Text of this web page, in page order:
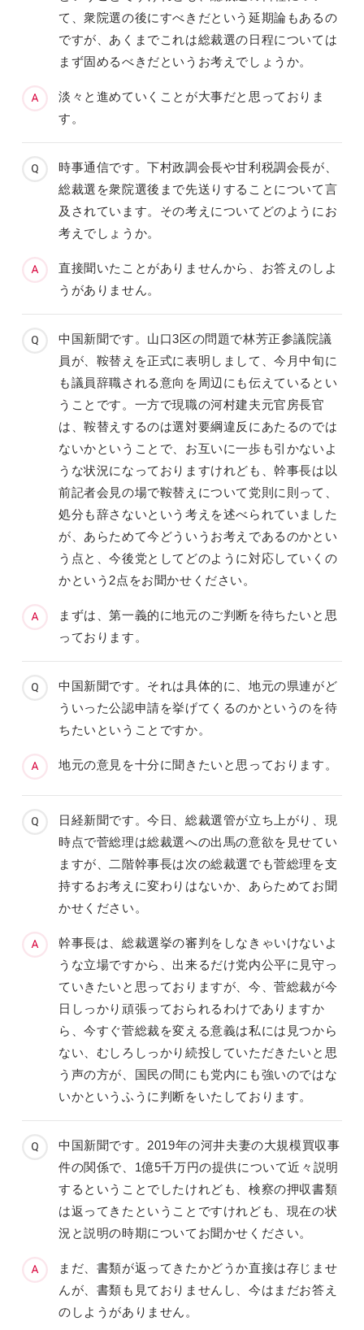
て、衆院選の後にすべきだという延期論もあるの
ですが、あくまでこれは総裁選の日程については
まず固めるべきだというお考えでしょうか。
淡々と進めていくことが大事だと思っておりま
す。
時事通信です。下村政調会長や甘利税調会長が、
総裁選を衆院選後まで先送りすることについて言
及されています。その考えについてどのようにお
考えでしょうか。
直接聞いたことがありませんから、お答えのしよ
うがありません。
中国新聞です。山口3区の問題で林芳正参議院議
員が、鞍替えを正式に表明しまして、今月中旬に
も議員辞職される意向を周辺にも伝えているとい
うことです。一方で現職の河村建夫元官房長官
は、鞍替えするのは選対要綱違反にあたるのでは
ないかということで、お互いに一歩も引かないよ
うな状況になっておりますけれども、幹事長は以
前記者会見の場で鞍替えについて党則に則って、
処分も辞さないという考えを述べられていました
が、あらためて今どういうお考えであるのかとい
う点と、今後党としてどのように対応していくの
かという2点をお聞かせください。
まずは、第一義的に地元のご判断を待ちたいと思
っております。
中国新聞です。それは具体的に、地元の県連がど
ういった公認申請を挙げてくるのかというのを待
ちたいということですか。
地元の意見を十分に聞きたいと思っております。
日経新聞です。今日、総裁選管が立ち上がり、現
時点で菅総理は総裁選への出馬の意欲を見せてい
ますが、二階幹事長は次の総裁選でも菅総理を支
持するお考えに変わりはないか、あらためてお聞
かせください。
幹事長は、総裁選挙の審判をしなきゃいけないよ
うな立場ですから、出来るだけ党内公平に見守っ
ていきたいと思っておりますが、今、菅総裁が今
日しっかり頑張っておられるわけでありますか
ら、今すぐ菅総裁を変える意義は私には見つから
ない、むしろしっかり続投していただきたいと思
う声の方が、国民の間にも党内にも強いのではな
いかというふうに判断をいたしております。
中国新聞です。2019年の河井夫妻の大規模買収事
件の関係で、1億5千万円の提供について近々説明
するということでしたけれども、検察の押収書類
は返ってきたということですけれども、現在の状
況と説明の時期についてお聞かせください。
まだ、書類が返ってきたかどうか直接は存じませ
んが、書類も見ておりませんし、今はまだお答え
のしようがありません。